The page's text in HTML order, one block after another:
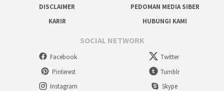
DISCLAIMER
PEDOMAN MEDIA SIBER
KARIR
HUBUNGI KAMI
SOCIAL NETWORK
Facebook
Twitter
Pinterest
Tumblr
Instagram
Skype